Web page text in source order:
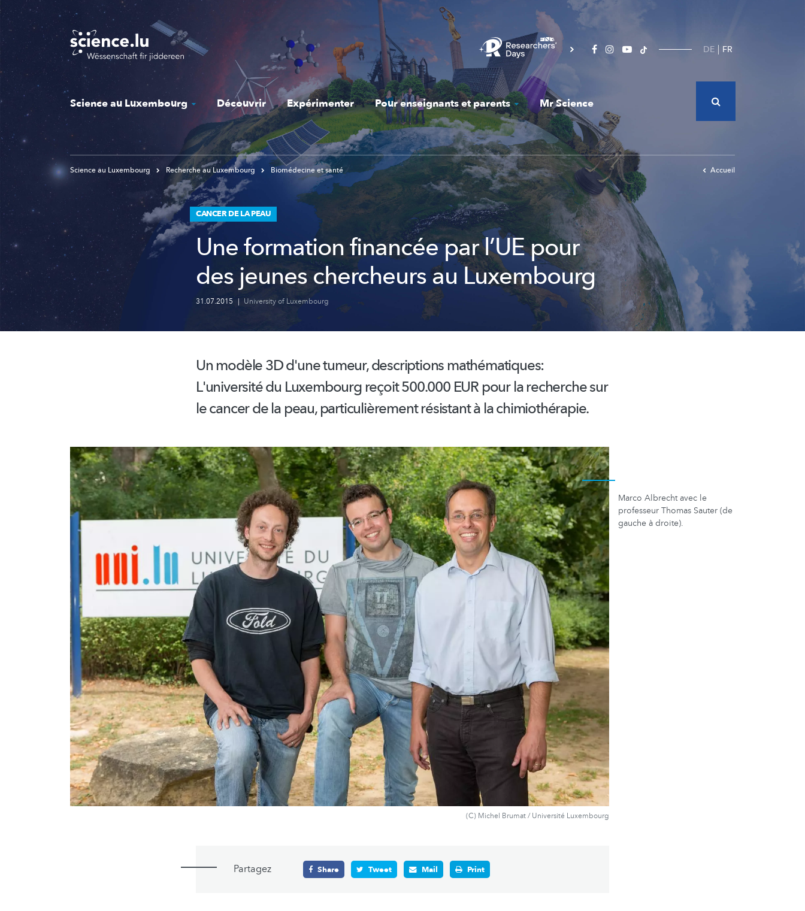
Skip
to
main
content
DE FR
Science au Luxembourg Découvrir Expérimenter Pour enseignants et parents Mr Science
Science au Luxembourg Recherche au Luxembourg Biomédecine et santé Accueil
CANCER DE LA PEAU
Une formation financée par l’UE pour
des jeunes chercheurs au Luxembourg
31.07.2015 | University of Luxembourg
Un modèle 3D d'une tumeur, descriptions mathématiques:
L'université du Luxembourg reçoit 500.000 EUR pour la recherche sur
le cancer de la peau,particulièrementrésistant à lachimiothérapie.
(C) Michel Brumat / Université Luxembourg
Marco Albrecht avec le
professeur Thomas Sauter (de
gauche à droite).
Partagez Share Tweet Mail Print